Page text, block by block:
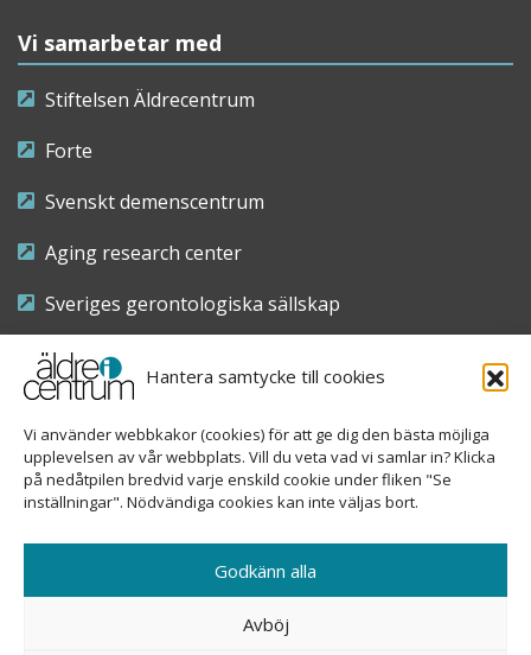
Hantera samtycke till cookies
Vi använder webbkakor (cookies) för att ge dig den bästa möjliga
upplevelsen av vår webbplats. Vill du veta vad vi samlar in? Klicka
på nedåtpilen bredvid varje enskild cookie under fliken "Se
inställningar". Nödvändiga cookies kan inte väljas bort.
Godkänn alla
Avböj
Vi samarbetar med
Stiftelsen Äldrecentrum
Forte
Svenskt demenscentrum
Aging research center
Sveriges gerontologiska sällskap
Riksföreningen för sjuksköterskor inom äldre- och
demensvård
Nationellt kompetenscentrum anhöriga
Sveavägen 155, 113 46 Stockholm
08-690 58 84